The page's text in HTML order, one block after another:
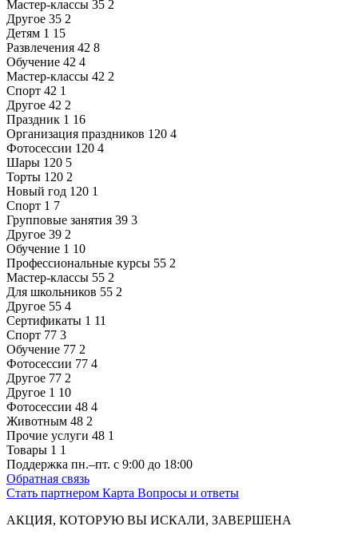
Мастер-классы 35 2
Другое 35 2
Детям 1 15
Развлечения 42 8
Обучение 42 4
Мастер-классы 42 2
Спорт 42 1
Другое 42 2
Праздник 1 16
Организация праздников 120 4
Фотосессии 120 4
Шары 120 5
Торты 120 2
Новый год 120 1
Спорт 1 7
Групповые занятия 39 3
Другое 39 2
Обучение 1 10
Профессиональные курсы 55 2
Мастер-классы 55 2
Для школьников 55 2
Другое 55 4
Сертификаты 1 11
Спорт 77 3
Обучение 77 2
Фотосессии 77 4
Другое 77 2
Другое 1 10
Фотосессии 48 4
Животным 48 2
Прочие услуги 48 1
Товары 1 1
Поддержка пн.–пт. с 9:00 до 18:00
Обратная связь
Стать партнером Карта Вопросы и ответы
АКЦИЯ, КОТОРУЮ ВЫ ИСКАЛИ, ЗАВЕРШЕНА